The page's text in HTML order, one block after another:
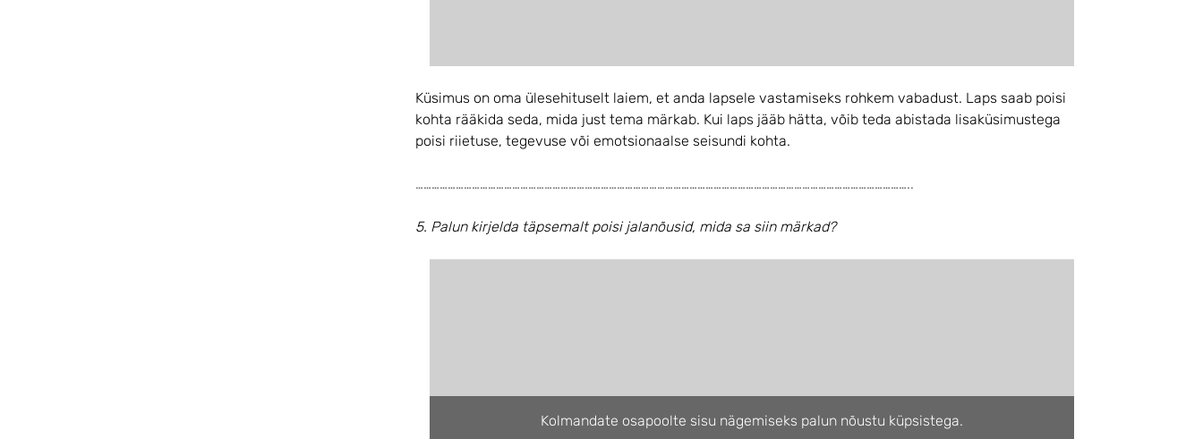
Küsimus on oma ülesehituselt laiem, et anda lapsele vastamiseks rohkem vabadust. Laps saab poisi
kohta rääkida seda, mida just tema märkab. Kui laps jääb hätta, võib teda abistada lisaküsimustega
poisi riietuse, tegevuse või emotsionaalse seisundi kohta.
…………………………………………………………………………………………………………………………………………………………………..
5. Palun kirjelda täpsemalt poisi jalanõusid, mida sa siin märkad?
Kolmandate osapoolte sisu nägemiseks palun nõustu küpsistega.